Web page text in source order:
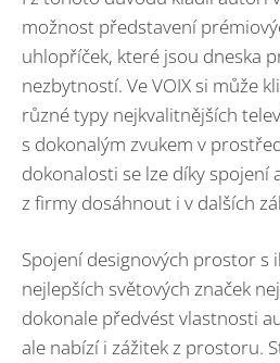
možnost představení
uhlopříček, které jsou dneska
nezbytností. Ve VOIX si může
různé typy nejkvalitnějších
s dokonalým zvukem v
dokonalosti se lze díky
z firmy dosáhnout i v dalších
Spojení designových prostor s
nejlepších světových značek
dokonale předvést vlastnosti
ale nabízí i zážitek z prostoru.